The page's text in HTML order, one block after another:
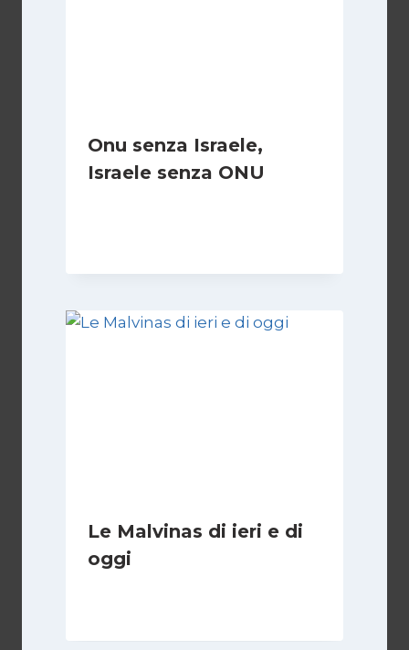
Onu senza Israele,
Israele senza ONU
Le Malvinas di ieri e di
oggi